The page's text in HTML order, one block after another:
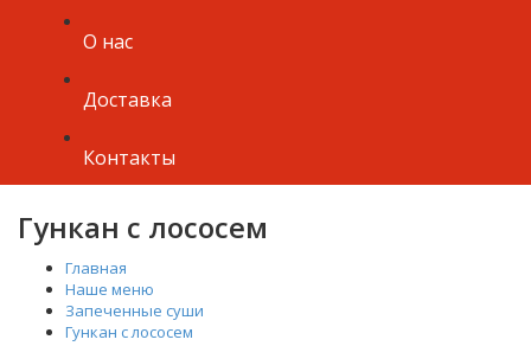
О нас
Доставка
Контакты
Гункан с лососем
Главная
Наше меню
Запеченные суши
Гункан с лососем